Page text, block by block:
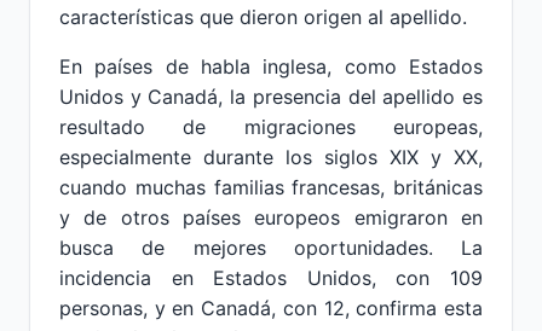
características que dieron origen al apellido.
En países de habla inglesa, como Estados
Unidos y Canadá, la presencia del apellido es
resultado de migraciones europeas,
especialmente durante los siglos XIX y XX,
cuando muchas familias francesas, británicas
y de otros países europeos emigraron en
busca de mejores oportunidades. La
incidencia en Estados Unidos, con 109
personas, y en Canadá, con 12, confirma esta